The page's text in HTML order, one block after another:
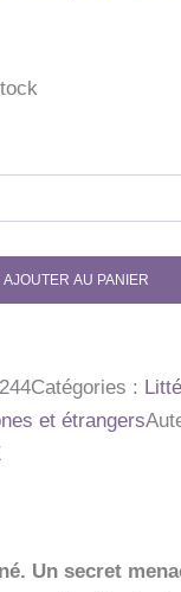
AJOUTER AU PANIER
Catégories :
et étrangers
Un secret